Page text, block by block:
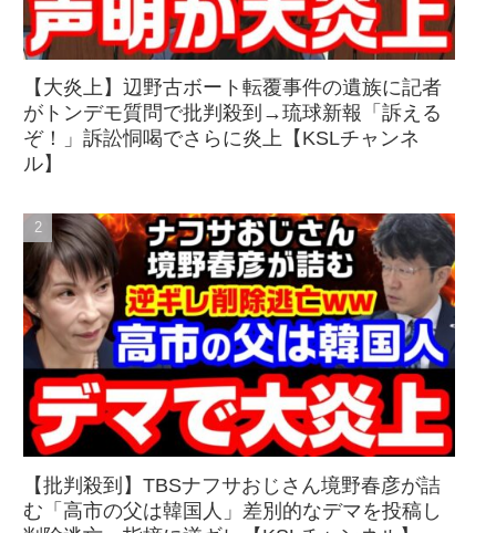
【大炎上】辺野古ボート転覆事件の遺族に記者
がトンデモ質問で批判殺到→琉球新報「訴える
ぞ！」訴訟恫喝でさらに炎上【KSLチャンネ
ル】
【批判殺到】TBSナフサおじさん境野春彦が詰
む「高市の父は韓国人」差別的なデマを投稿し